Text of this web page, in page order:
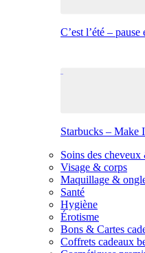
C’est l’été –
Starbucks – Make
Soins des
Visage & corps
Maquillage &
Santé
Hygiène
Érotisme
Bons & Cartes
Coffrets cadeaux